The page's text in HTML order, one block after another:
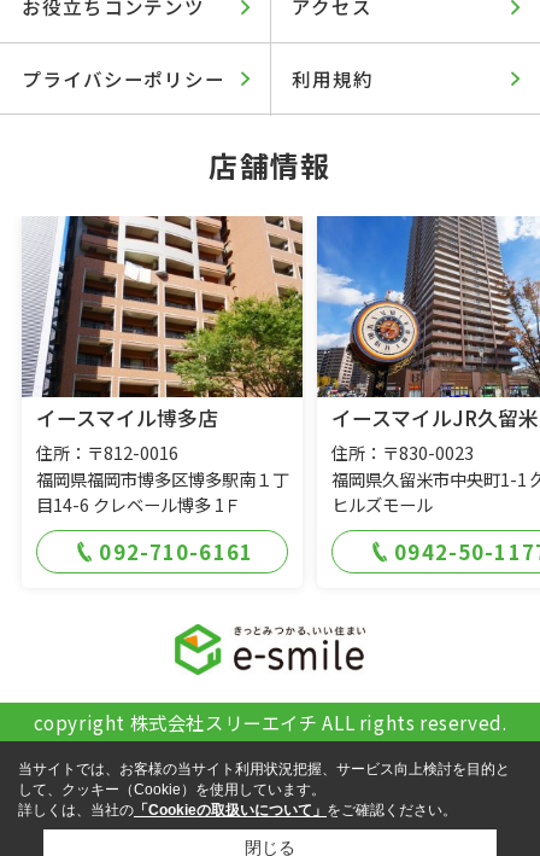
お役立ちコンテンツ アクセス
プライバシーポリシー 利用規約
店舗情報
イースマイル博多店
住所：〒812-0016
福岡県福岡市博多区博多駅南１丁
目14-6 クレベール博多 1Ｆ
092-710-6161
イースマイルJR久留
住所：〒830-0023
福岡県久留米市中央町1-1
ヒルズモール
0942-50-
copyright 株式会社スリーエイチ ALL rights reserved.
当サイトでは、お客様の当サイト利用状況把握、サービス向上検討を目的と
して、クッキー（Cookie）を使用しています。
詳しくは、当社の 「Cookieの取扱いについて」 をご確認ください。
閉じる